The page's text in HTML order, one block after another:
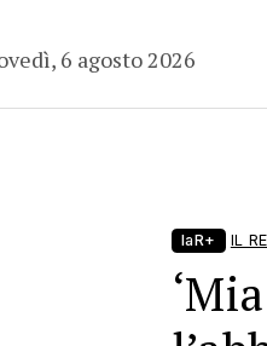
6 agosto 2026
laR+ IL